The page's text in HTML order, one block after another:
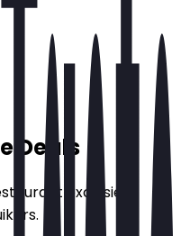
Deals
exclusief